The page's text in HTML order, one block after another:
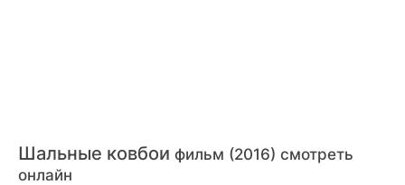
Шальные ковбои фильм (2016) смотреть
онлайн